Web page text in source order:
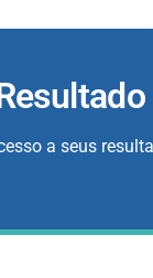
a seus